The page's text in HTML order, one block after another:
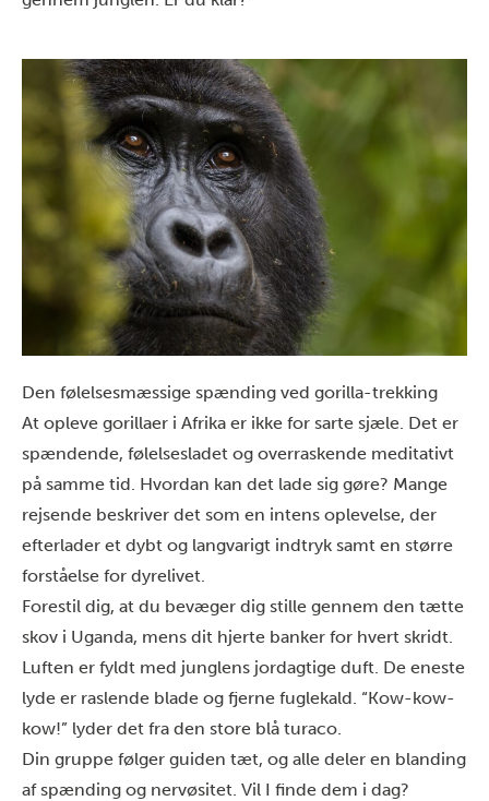
Den følelsesmæssige spænding ved gorilla-trekking
At opleve gorillaer i Afrika er ikke for sarte sjæle. Det er
spændende, følelsesladet og overraskende meditativt
på samme tid. Hvordan kan det lade sig gøre? Mange
rejsende beskriver det som en intens oplevelse, der
efterlader et dybt og langvarigt indtryk samt en større
forståelse for dyrelivet.
Forestil dig, at du bevæger dig stille gennem den tætte
skov i Uganda, mens dit hjerte banker for hvert skridt.
Luften er fyldt med junglens jordagtige duft. De eneste
lyde er raslende blade og fjerne fuglekald. “Kow-kow-
kow!” lyder det fra den store blå turaco.
Din gruppe følger guiden tæt, og alle deler en blanding
af spænding og nervøsitet. Vil I finde dem i dag?